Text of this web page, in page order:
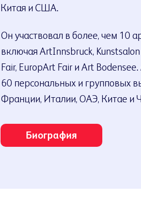
Биография
Китая и США.
Он участвовал в более, чем 10
включая ArtInnsbruck,
Fair, EuropArt Fair и Art
60 персональных и групповых
Франции, Италии, ОАЭ, Китае и